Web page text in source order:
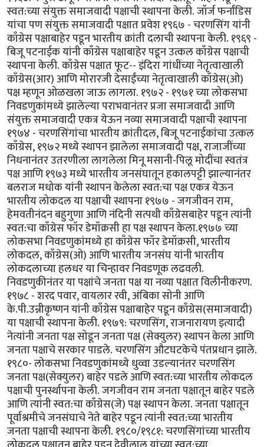
स्वत:च्या संयुक्त समाजवादी पक्षाची स्थापना केली. जॉर्ज फर्नांडिस
यांचा पण संयुक्त समाजवादी पक्षात प्रवेश १९६७ - चरणसिंग यांनी
काँग्रेस पक्षाबाहेर पडून भारतीय क्रांती दलाची स्थापना केली. १९६९ -
बिजू पटनाईक यांनी काँग्रेस पक्षाबाहेर पडून उत्कल काँग्रेस पक्षाची
स्थापना केली. काँग्रेस पक्षात फूट-- इंदिरा गांधींच्या नेतृत्वाखाली
काँग्रेस(आर) आणि मोरारजी देसाईंच्या नेतृत्वाखाली काँग्रेस(ओ)
पक्ष म्हणून ओळखला जाऊ लागला. १९७२ - १९७१ च्या लोकसभा
निवडणुकांमध्ये झालेल्या पराभवानंतर प्रजा समाजवादी आणि
संयुक्त समाजवादी एकत्र येऊन नव्या समाजवादी पक्षाची स्थापना
१९७४ - चरणसिंगांचा भारतीय क्रांतीदल, बिजू पटनाईकांचा उत्कल
काँग्रेस, १९७२ मध्ये स्थापन झालेला समाजवादी पक्ष, राजाजींच्या
निधनानंतर उतरणीला लागलेला मिनू मसानी-पिलू मोदींचा स्वतंत्र
पक्ष आणि १९७३ मध्ये भारतीय जनसंघातून हकालपट्टी झाल्यानंतर
बलराज मधोक यांनी स्थापन केलेला स्वत:चा पक्ष एकत्र येऊन
भारतीय लोकदल या पक्षाची स्थापना १९७७ - जगजीवन राम,
हेमवतीनंदन बहुगुणा आणि नंदिनी सत्पथी काँग्रेसबाहेर पडून त्यांनी
स्वत:चा काँग्रेस फॉर डेमॉक्रसी हा पक्ष स्थापन केला.१९७७ च्या
लोकसभा निवडणुकांमध्ये हा काँग्रेस फॉर डेमॉक्रसी, भारतीय
लोकदल, काँग्रेस(ओ) आणि भारतीय जनसंघ यांनी भारतीय
लोकदलाच्या हलधर या चिन्हावर निवडणूक लढवली.
निवडणुकीनंतर या पक्षांचे जनता पक्ष या नव्या पक्षात विलीनीकरण.
१९७८ - शरद पवार, वायलार रवी, अंबिका सोनी आणि
के.पी.उन्नीकृष्णन यांनी काँग्रेस पक्षाबाहेर पडून काँग्रेस(समाजवादी)
या पक्षाची स्थापना केली. १९७९: चरणसिंग, राजनारायण इत्यादी
नेत्यांनी जनता पक्ष सोडून जनता पक्ष (सेक्युलर) स्थापन केला आणि
जनता पक्षाचे सरकार पाडले. चरणसिंग औटघटकेचे पंतप्रधान झाले.
१९८०- लोकसभा निवडणुकांमध्ये धुव्वा उडल्यानंतर चरणसिंग
जनता पक्ष(सेक्युलर) बाहेर पडले आणि स्वत:च्या भारतीय लोकदल
पक्षाची पुनर्स्थापना केली. जगजीवन राम जनता पक्षातून बाहेर पडले
आणि त्यांनी स्वत:चा काँग्रेस(जे) पक्ष स्थापन केला. जनता पक्षातून
पूर्वाश्रमीचे जनसंघाचे नेते बाहेर पडून त्यांनी स्वत:च्या भारतीय
जनता पक्षाची स्थापना केली. १९८०/१९८१: चरणसिंगांच्या भारतीय